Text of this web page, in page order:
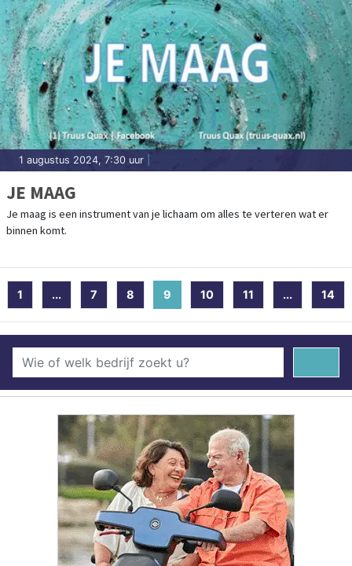
1 augustus 2024, 7:30 uur
JE MAAG
Je maag is een instrument van je lichaam om alles te verteren wat er
binnen komt.
1 ... 7 8 9 (current)
10 11 ... 14